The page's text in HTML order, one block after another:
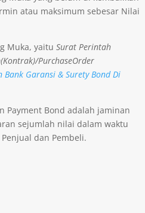
atau maksimum sebesar Nilai
Muka, yaituSurat Perintah
PurchaseOrder
Bank Garansi & Surety Bond Di
Payment Bond adalah jaminan
sejumlah nilai dalam waktu
dan Pembeli.